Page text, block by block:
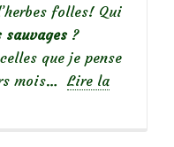
folles! Qui
sauvages ?
que je pense
mois… Lire la